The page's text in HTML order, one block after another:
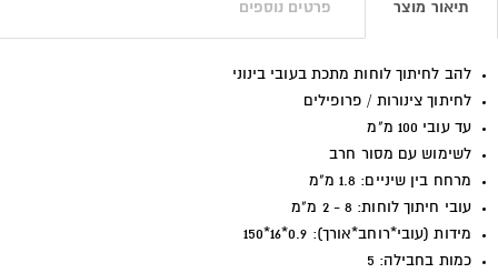
תיאור מוצר פרטים נוספים
להב לחיתוך לוחות מתכת בעובי בינוני
לחיתוך צינורות / פרופילים
עד עובי 100 מ"מ
לשימוש עם מסור חרב
מרחח בין שיניים: 1.8 מ"מ
עובי חיתוך לוחות: 8 - 2 מ"מ
מידות (עובי*רוחב*אורך): 0.9*16*150
כמות בחבילה: 5